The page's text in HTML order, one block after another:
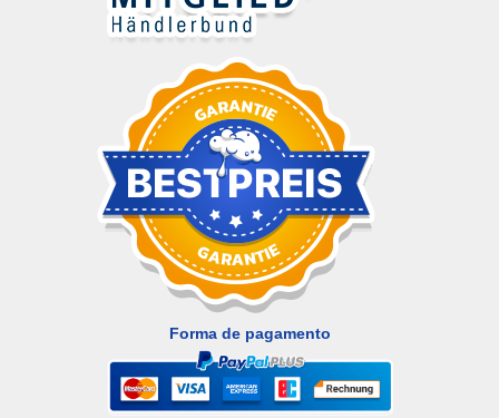
Forma de pagamento